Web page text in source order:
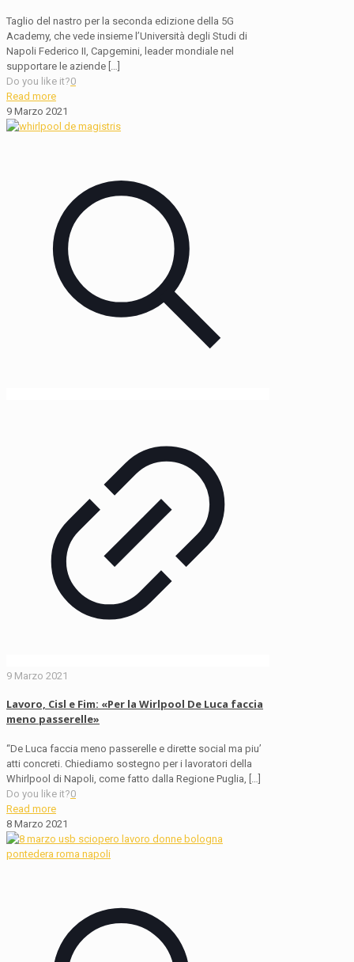
Taglio del nastro per la seconda edizione della 5G
Academy, che vede insieme l’Università degli Studi di
Napoli Federico II, Capgemini, leader mondiale nel
supportare le aziende
Do you like it?0
Read more
9 Marzo 2021
9 Marzo 2021
Lavoro, Cisl e Fim: «Per la Wirlpool De Luca faccia
meno passerelle»
“De Luca faccia meno passerelle e dirette social ma piu’
atti concreti. Chiediamo sostegno per i lavoratori della
Whirlpool di Napoli, come fatto dalla Regione Puglia, […]
Do you like it?0
Read more
8 Marzo 2021